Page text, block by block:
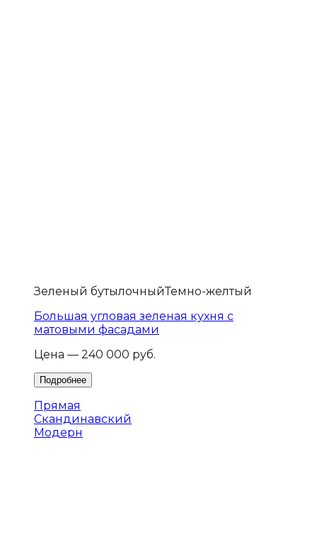
Зеленый бутылочныйТемно-желтый
Большая угловая зеленая кухня с
матовыми фасадами
Цена — 240 000 руб.
Прямая
Скандинавский
Модерн